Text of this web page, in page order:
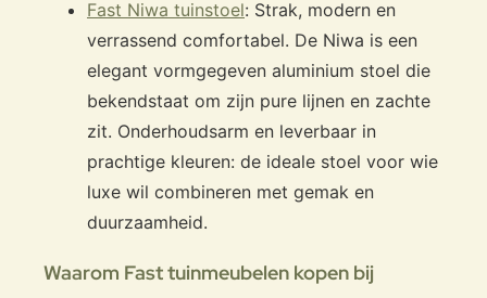
Fast Niwa tuinstoel: Strak, modern en
verrassend comfortabel. De Niwa is een
elegant vormgegeven aluminium stoel die
bekendstaat om zijn pure lijnen en zachte
zit. Onderhoudsarm en leverbaar in
prachtige kleuren: de ideale stoel voor wie
luxe wil combineren met gemak en
duurzaamheid.
Waarom Fast tuinmeubelen kopen bij